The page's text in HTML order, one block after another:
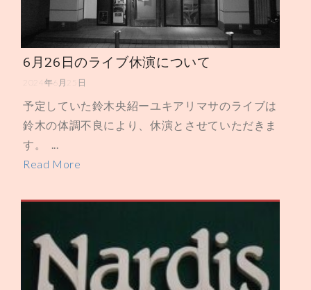
6月26日のライブ休演について
2024年6月25日
予定していた鈴木央紹ーユキアリマサのライブは
鈴木の体調不良により、休演とさせていただきま
す。 ...
Read More